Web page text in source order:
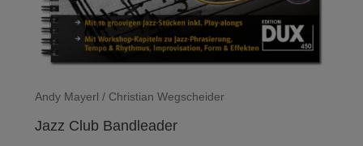
Andy Mayerl / Christian Wegscheider
Jazz Club Bandleader